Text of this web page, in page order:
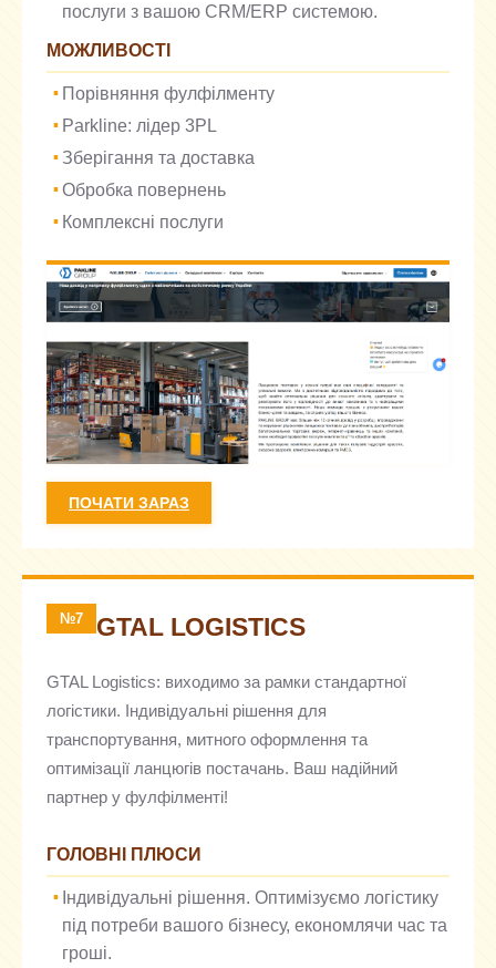
послуги з вашою CRM/ERP системою.
МОЖЛИВОСТІ
Порівняння фулфілменту
Parkline: лідер 3PL
Зберігання та доставка
Обробка повернень
Комплексні послуги
ПОЧАТИ ЗАРАЗ
№7 GTAL LOGISTICS
GTAL Logistics: виходимо за рамки стандартної
логістики. Індивідуальні рішення для
транспортування, митного оформлення та
оптимізації ланцюгів постачань. Ваш надійний
партнер у фулфілменті!
ГОЛОВНІ ПЛЮСИ
Індивідуальні рішення. Оптимізуємо логістику
під потреби вашого бізнесу, економлячи час та
гроші.